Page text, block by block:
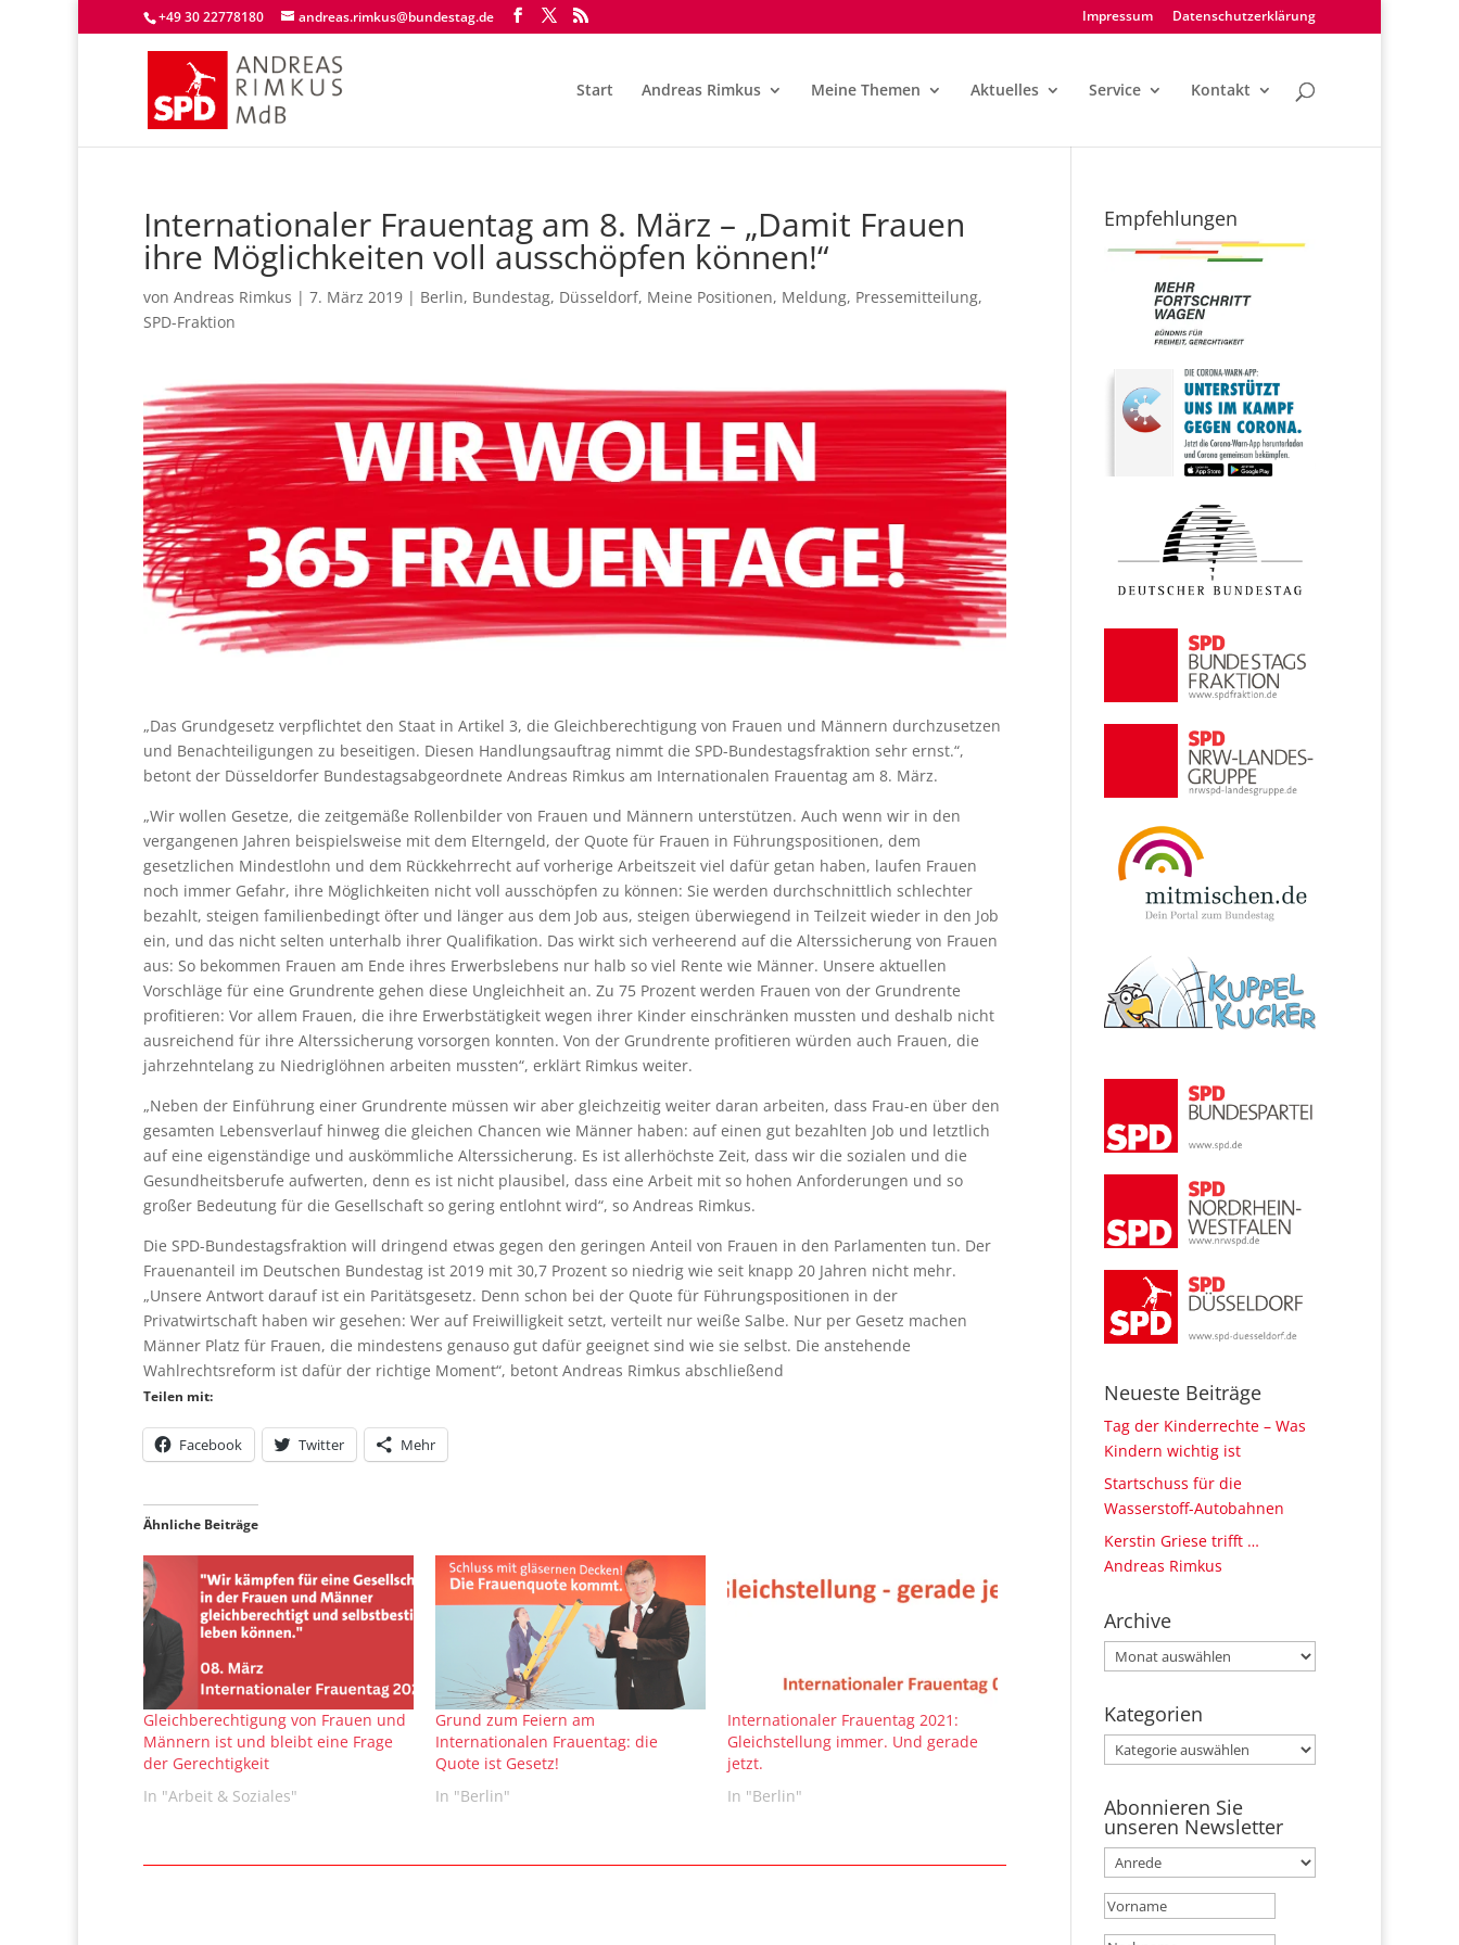
+49 30 22778180 andreas.rimkus@bundestag.de Impressum Datenschutzerklärung
Start Andreas Rimkus Meine Themen Aktuelles Service Kontakt
Internationaler Frauentag am 8. März – „Damit Frauen
ihre Möglichkeiten voll ausschöpfen können!“
von Andreas Rimkus | 7. März 2019 | Berlin, Bundestag, Düsseldorf, Meine Positionen, Meldung, Pressemitteilung,
SPD-Fraktion
„Das Grundgesetz verpflichtet den Staat in Artikel 3, die Gleichberechtigung von Frauen und Männern durchzusetzen
und Benachteiligungen zu beseitigen. Diesen Handlungsauftrag nimmt die SPD-Bundestagsfraktion sehr ernst.“,
betont der Düsseldorfer Bundestagsabgeordnete Andreas Rimkus am Internationalen Frauentag am 8. März.
„Wir wollen Gesetze, die zeitgemäße Rollenbilder von Frauen und Männern unterstützen. Auch wenn wir in den
vergangenen Jahren beispielsweise mit dem Elterngeld, der Quote für Frauen in Führungspositionen, dem
gesetzlichen Mindestlohn und dem Rückkehrrecht auf vorherige Arbeitszeit viel dafür getan haben, laufen Frauen
noch immer Gefahr, ihre Möglichkeiten nicht voll ausschöpfen zu können: Sie werden durchschnittlich schlechter
bezahlt, steigen familienbedingt öfter und länger aus dem Job aus, steigen überwiegend in Teilzeit wieder in den Job
ein, und das nicht selten unterhalb ihrer Qualifikation. Das wirkt sich verheerend auf die Alterssicherung von Frauen
aus: So bekommen Frauen am Ende ihres Erwerbslebens nur halb so viel Rente wie Männer. Unsere aktuellen
Vorschläge für eine Grundrente gehen diese Ungleichheit an. Zu 75 Prozent werden Frauen von der Grundrente
profitieren: Vor allem Frauen, die ihre Erwerbstätigkeit wegen ihrer Kinder einschränken mussten und deshalb nicht
ausreichend für ihre Alterssicherung vorsorgen konnten. Von der Grundrente profitieren würden auch Frauen, die
jahrzehntelang zu Niedriglöhnen arbeiten mussten“, erklärt Rimkus weiter.
„Neben der Einführung einer Grundrente müssen wir aber gleichzeitig weiter daran arbeiten, dass Frau-en über den
gesamten Lebensverlauf hinweg die gleichen Chancen wie Männer haben: auf einen gut bezahlten Job und letztlich
auf eine eigenständige und auskömmliche Alterssicherung. Es ist allerhöchste Zeit, dass wir die sozialen und die
Gesundheitsberufe aufwerten, denn es ist nicht plausibel, dass eine Arbeit mit so hohen Anforderungen und so
großer Bedeutung für die Gesellschaft so gering entlohnt wird“, so Andreas Rimkus.
Die SPD-Bundestagsfraktion will dringend etwas gegen den geringen Anteil von Frauen in den Parlamenten tun. Der
Frauenanteil im Deutschen Bundestag ist 2019 mit 30,7 Prozent so niedrig wie seit knapp 20 Jahren nicht mehr.
„Unsere Antwort darauf ist ein Paritätsgesetz. Denn schon bei der Quote für Führungspositionen in der
Privatwirtschaft haben wir gesehen: Wer auf Freiwilligkeit setzt, verteilt nur weiße Salbe. Nur per Gesetz machen
Männer Platz für Frauen, die mindestens genauso gut dafür geeignet sind wie sie selbst. Die anstehende
Wahlrechtsreform ist dafür der richtige Moment“, betont Andreas Rimkus abschließend
Teilen mit:
Facebook Twitter Mehr
Ähnliche Beiträge
Gleichberechtigung von Frauen und
Männern ist und bleibt eine Frage
der Gerechtigkeit
In "Arbeit & Soziales"
Grund zum Feiern am
Internationalen Frauentag: die
Quote ist Gesetz!
In "Berlin"
Internationaler Frauentag 2021:
Gleichstellung immer. Und gerade
jetzt.
In "Berlin"
Empfehlungen
Neueste Beiträge
Tag der Kinderrechte – Was
Kindern wichtig ist
Startschuss für die
Wasserstoff-Autobahnen
Kerstin Griese trifft …
Andreas Rimkus
Archive
Archive
Kategorien
Kategorien
Abonnieren Sie
unseren Newsletter